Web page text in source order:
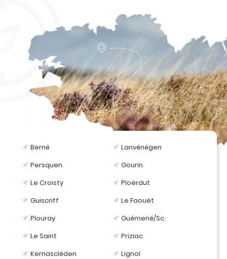
Berné
Lanvénégen
Persquen
Gourin
Le Croisty
Ploërdut
Guiscriff
Le Faouët
Plouray
Guémené/Sc.
Le Saint
Priziac
Kernascléden
Lignol